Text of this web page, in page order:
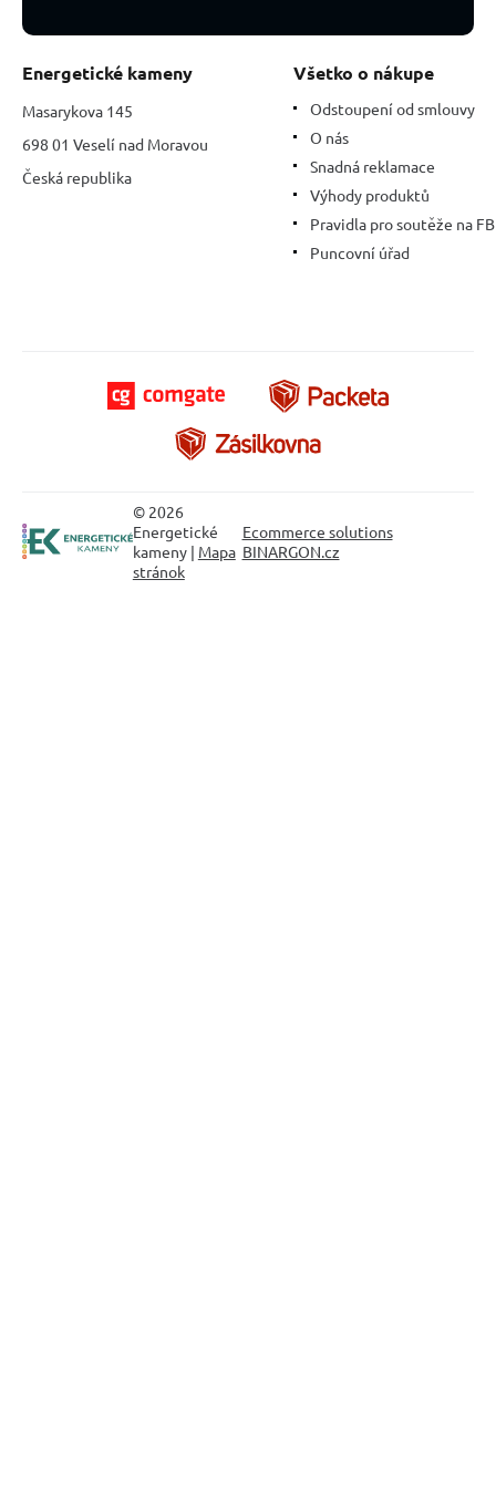
Energetické kameny
Masarykova 145
698 01 Veselí nad Moravou
Česká republika
Všetko o nákupe
Odstoupení od smlouvy
O nás
Snadná reklamace
Výhody produktů
Pravidla pro soutěže na FB
Puncovní úřad
© 2026
Energetické
kameny | Mapa
stránok
Ecommerce solutions
BINARGON.cz